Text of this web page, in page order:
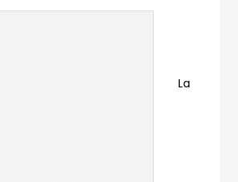
La